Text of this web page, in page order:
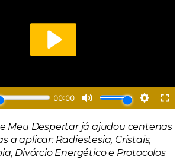
Meu Despertar já ajudou centenas
a aplicar: Radiestesia, Cristais,
Divórcio Energéticoe Protocolos